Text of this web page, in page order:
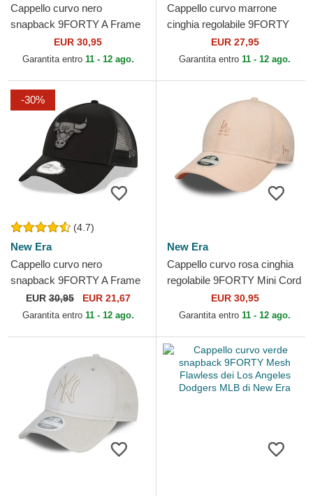
Cappello curvo nero
snapback 9FORTY A Frame
Tonal dei Los Angeles Lakers
NBA di New Era
EUR 30,95
Garantita entro 11 - 12 ago.
Cappello curvo marrone
cinghia regolabile 9FORTY
Tonal Icon dei Los Angeles
Dodgers MLB di New Era
EUR 27,95
Garantita entro 11 - 12 ago.
-30%
(4.7)
New Era
Cappello curvo nero
snapback 9FORTY A Frame
Tonal dei Chicago Bulls NBA
di New Era
EUR30,95 EUR 21,67
Garantita entro 11 - 12 ago.
New Era
Cappello curvo rosa cinghia
regolabile 9FORTY Mini Cord
dei Los Angeles Dodgers
MLB di New Era
EUR 30,95
Garantita entro 11 - 12 ago.